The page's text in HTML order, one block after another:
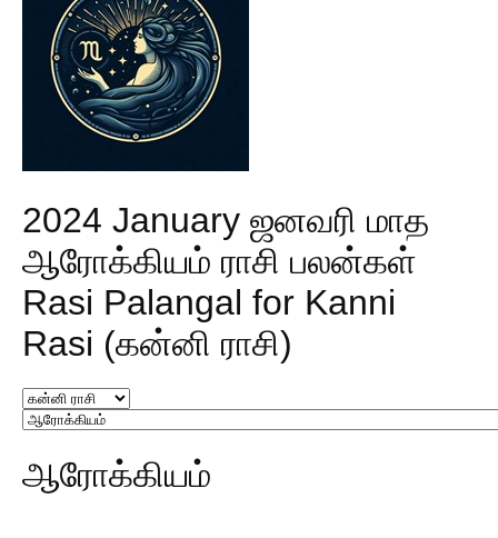
2024 January ஜனவரி மாத
ஆரோக்கியம் ராசி பலன்கள்
Rasi Palangal for Kanni
Rasi (கன்னி ராசி)
ஆரோக்கியம்